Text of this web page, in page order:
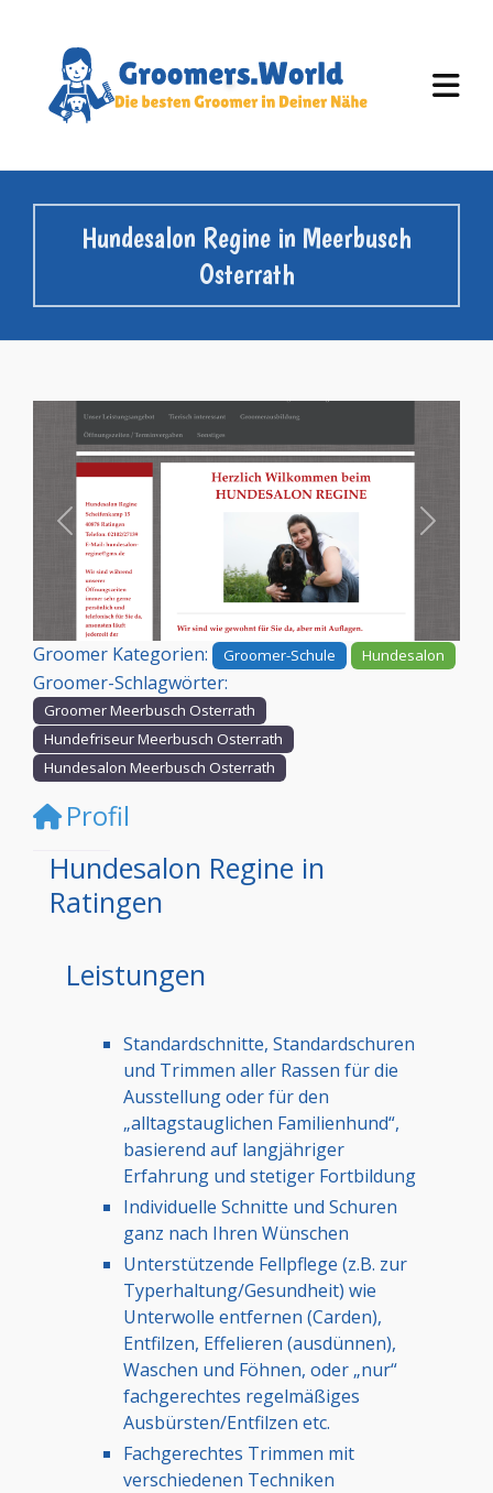
Hundesalon Regine in Meerbusch
Osterrath
Vorheriges
Groomer Kategorien: Groomer-Schule Hundesalon
Groomer-Schlagwörter:
Groomer Meerbusch Osterrath
Hundefriseur Meerbusch Osterrath
Hundesalon Meerbusch Osterrath
Profil
Hundesalon Regine in
Ratingen
Leistungen
Standardschnitte, Standardschuren
und Trimmen aller Rassen für die
Ausstellung oder für den
„alltagstauglichen Familienhund“,
basierend auf langjähriger
Erfahrung und stetiger Fortbildung
Individuelle Schnitte und Schuren
ganz nach Ihren Wünschen
Unterstützende Fellpflege (z.B. zur
Typerhaltung/Gesundheit) wie
Unterwolle entfernen (Carden),
Entfilzen, Effelieren (ausdünnen),
Waschen und Föhnen, oder „nur“
fachgerechtes regelmäßiges
Ausbürsten/Entfilzen etc.
Fachgerechtes Trimmen mit
verschiedenen Techniken